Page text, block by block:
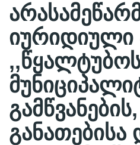
იურიდიული
განათებისა